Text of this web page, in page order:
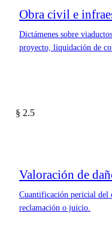
Obra civil e
Dictámenes sobre
proyecto, liquidación de
§ 2.5
Valoración de
Cuantificación pericial del
reclamación o juicio.